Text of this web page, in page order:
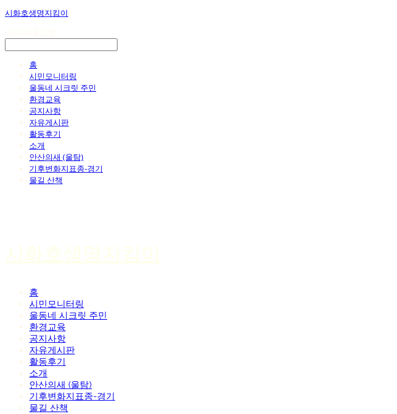
시화호생명지킴이
홈
시민모니터링
울동네 시크릿 주민
환경교육
공지사항
자유게시판
활동후기
소개
안산의새 (울탐)
기후변화지표종-경기
물길 산책
시화호생명지킴이
홈
시민모니터링
울동네 시크릿 주민
환경교육
공지사항
자유게시판
활동후기
소개
안산의새 (울탐)
기후변화지표종-경기
물길 산책